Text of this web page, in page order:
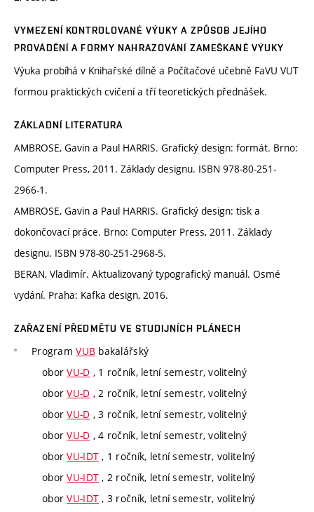
VYMEZENÍ KONTROLOVANÉ VÝUKY A ZPŮSOB JEJÍHO
PROVÁDĚNÍ A FORMY NAHRAZOVÁNÍ ZAMEŠKANÉ VÝUKY
Výuka probíhá v Knihařské dílně a Počítačové učebně FaVU VUT
formou praktických cvičení a tří teoretických přednášek.
ZÁKLADNÍ LITERATURA
AMBROSE, Gavin a Paul HARRIS. Grafický design: formát. Brno:
Computer Press, 2011. Základy designu. ISBN 978-80-251-
2966-1.
AMBROSE, Gavin a Paul HARRIS. Grafický design: tisk a
dokončovací práce. Brno: Computer Press, 2011. Základy
designu. ISBN 978-80-251-2968-5.
BERAN, Vladimír. Aktualizovaný typografický manuál. Osmé
vydání. Praha: Kafka design, 2016.
ZAŘAZENÍ PŘEDMĚTU VE STUDIJNÍCH PLÁNECH
ProgramVUB bakalářský
oborVU-D , 1 ročník, letní semestr, volitelný
oborVU-D , 2 ročník, letní semestr, volitelný
oborVU-D , 3 ročník, letní semestr, volitelný
oborVU-D , 4 ročník, letní semestr, volitelný
oborVU-IDT , 1 ročník, letní semestr, volitelný
oborVU-IDT , 2 ročník, letní semestr, volitelný
oborVU-IDT , 3 ročník, letní semestr, volitelný